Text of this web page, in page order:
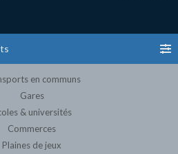
en communs
Gares
& universités
Commerces
Plaines de jeux